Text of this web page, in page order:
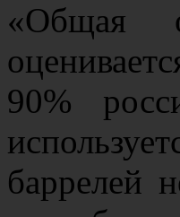
«Общая
90%
баррелей